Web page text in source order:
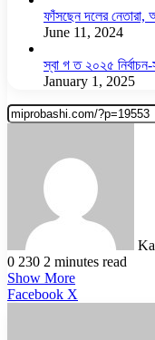
ফাঁসছেন দলের
June 11, 2024
স্বা গ ত ২০২৫
January 1, 2025
0 230 2 minutes read
Show More
Facebook X